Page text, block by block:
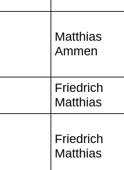
Matthias
Ammen
Friedrich
Matthias
Friedrich
Matthias